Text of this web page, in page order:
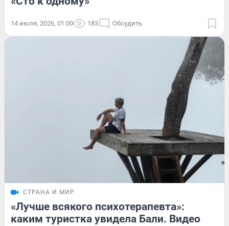
14 июля, 2026, 01:00 183 Обсудить
СТРАНА И МИР
«Лучше всякого психотерапевта»:
каким туристка увидела Бали. Видео